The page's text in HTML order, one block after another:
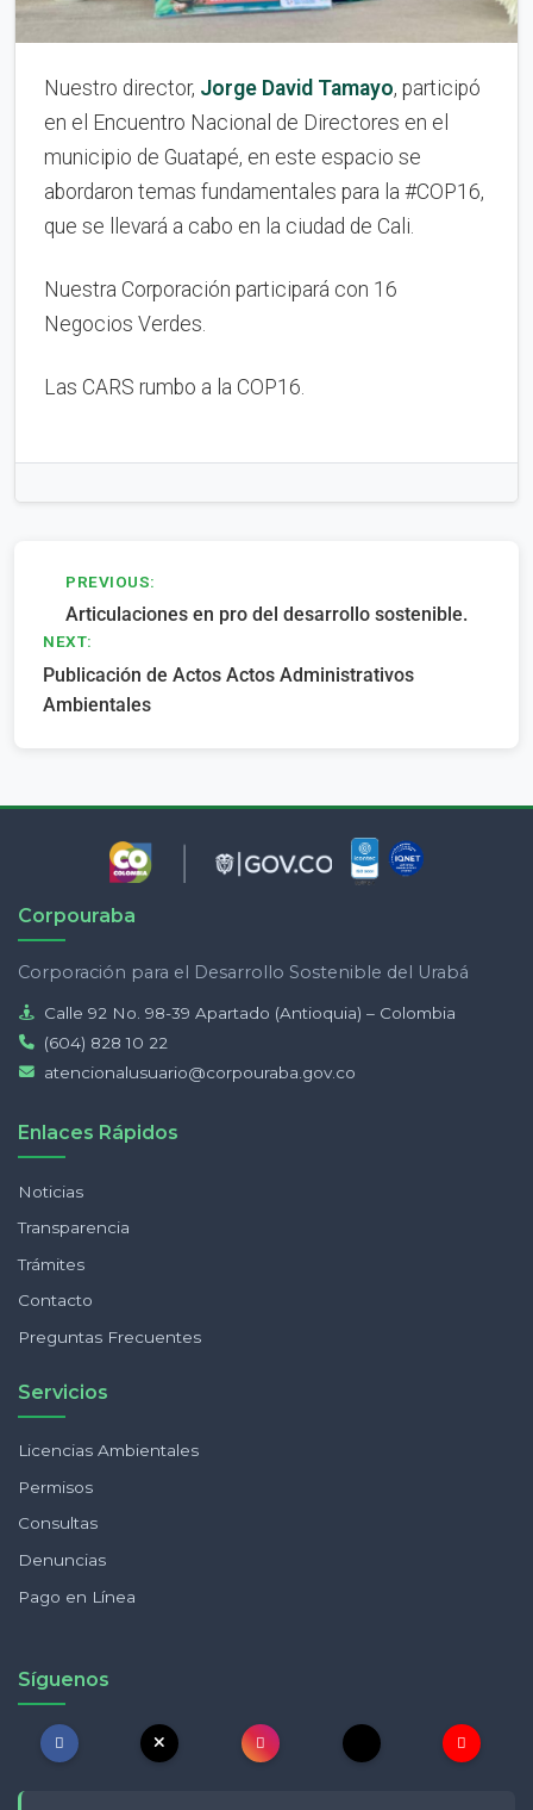
Nuestro director, Jorge David Tamayo, participó
en el Encuentro Nacional de Directores en el
municipio de Guatapé, en este espacio se
abordaron temas fundamentales para la #COP16,
que se llevará a cabo en la ciudad de Cali.
Nuestra Corporación participará con 16
Negocios Verdes.
Las CARS rumbo a la COP16.
Navegación
de
entradas
PREVIOUS:
Articulaciones en pro del desarrollo sostenible.
NEXT:
Publicación de Actos Actos Administrativos
Ambientales
Corpouraba
Corporación para el Desarrollo Sostenible del Urabá
Calle 92 No. 98-39 Apartado (Antioquia) – Colombia
(604) 828 10 22
atencionalusuario@corpouraba.gov.co
Enlaces Rápidos
Noticias
Transparencia
Trámites
Contacto
Preguntas Frecuentes
Servicios
Licencias Ambientales
Permisos
Consultas
Denuncias
Pago en Línea
Síguenos